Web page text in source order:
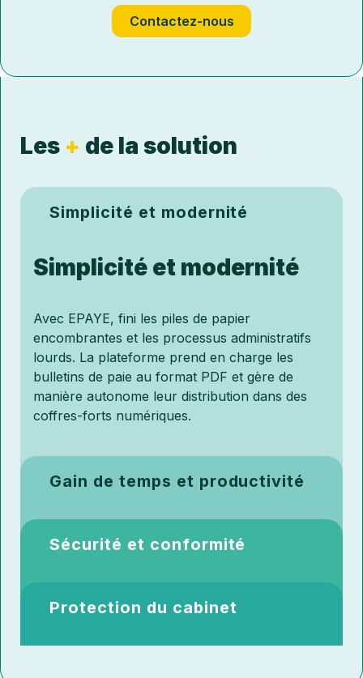
Contactez-nous
Les + de la solution
Simplicité et modernité
Simplicité et modernité
Avec EPAYE, fini les piles de papier
encombrantes et les processus administratifs
lourds. La plateforme prend en charge les
bulletins de paie au format PDF et gère de
manière autonome leur distribution dans des
coffres-forts numériques.
Gain de temps et productivité
Gain de temps et
Chaque mois, l'édition et la distribution des
coûteuses... Avec EPAYE, gagnez du temps en
Sécurité et conformité
Sécurité et conformité
Garantissez la pérennité et l'intégrité de vos
Protection du cabinet